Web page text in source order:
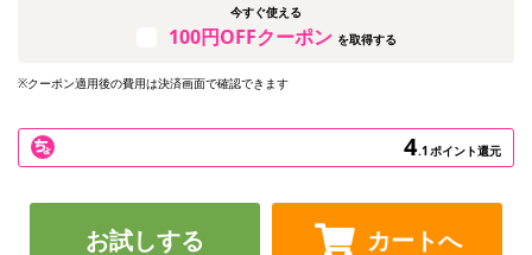
今すぐ使える
100円OFFクーポン を取得する
※クーポン適用後の費用は決済画面で確認できます
4.1ポイント還元
お試しする カートへ